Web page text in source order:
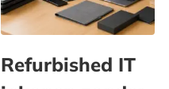
Refurbished IT